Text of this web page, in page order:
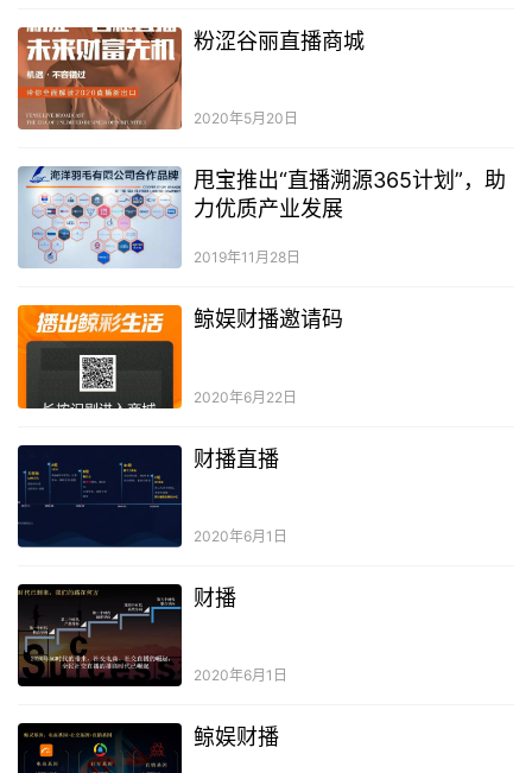
粉涩谷丽直播商城
2020年5月20日
甩宝推出“直播溯源365计划”，助
力优质产业发展
2019年11月28日
鲸娱财播邀请码
2020年6月22日
财播直播
2020年6月1日
财播
2020年6月1日
鲸娱财播